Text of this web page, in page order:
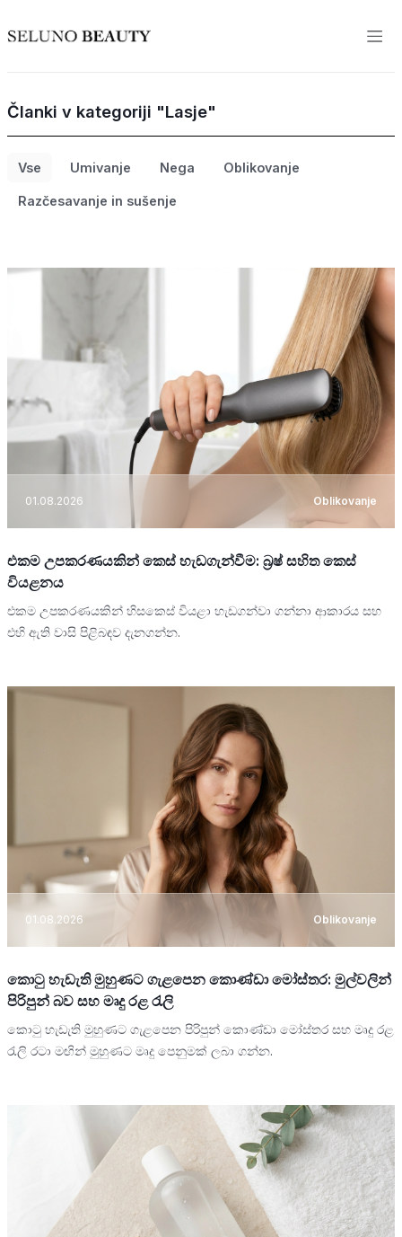
Članki v kategoriji "Lasje"
Vse Umivanje Nega Oblikovanje
Razčesavanje in sušenje
01.08.2026 Oblikovanje
එකම උපකරණයකින් කෙස් හැඩගැන්වීම: බ්‍රෂ් සහිත කෙස්
වියළනය
එකම උපකරණයකින් හිසකෙස් වියළා හැඩගන්වා ගන්නා ආකාරය සහ
එහි ඇති වාසි පිළිබඳව දැනගන්න.
01.08.2026 Oblikovanje
කොටු හැඩැති මුහුණට ගැළපෙන කොණ්ඩා මෝස්තර: මුල්වලින්
පිරිපුන් බව සහ මෘදු රළ රැලි
කොටු හැඩැති මුහුණට ගැළපෙන පිරිපුන් කොණ්ඩා මෝස්තර සහ මෘදු රළ
රැලි රටා මඟින් මුහුණට මෘදු පෙනුමක් ලබා ගන්න.